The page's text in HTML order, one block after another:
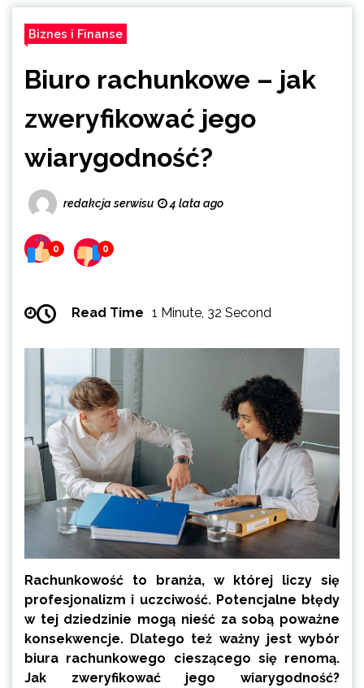
Biznes i Finanse
Biuro rachunkowe – jak
zweryfikować jego
wiarygodność?
redakcja serwisu 4 lata ago
0 0
Read Time 1 Minute, 32 Second
Rachunkowość to branża, w której liczy się
profesjonalizm i uczciwość. Potencjalne błędy
w tej dziedzinie mogą nieść za sobą poważne
konsekwencje. Dlatego też ważny jest wybór
biura rachunkowego cieszącego się renomą.
Jak zweryfikować jego wiarygodność?